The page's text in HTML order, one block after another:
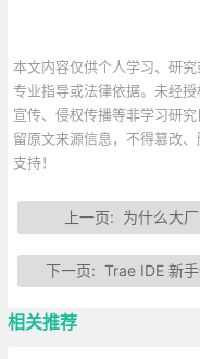
本文内容仅供个人学习、研究
专业指导或法律依据。未经
宣传、侵权传播等非学习研
留原文来源信息，不得篡改
支持！
上一页: 为什么大
下一页:Trae IDE 新
相关推荐